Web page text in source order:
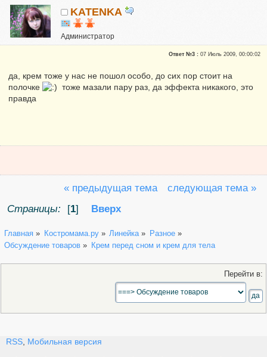
KATENKA
Администратор
Ответ №3 :07 Июль 2009, 00:00:02
да, крем тоже у нас не пошол особо, до сих пор стоит на
полочке
тоже мазали пару раз, да эффекта никакого, это
правда
« предыдущая тема
следующая тема »
Страницы:
[1] Вверх
Главная » Костромама.ру» Линейка » Разное»
Обсуждение товаров » Крем перед сном и крем для тела
Перейти в:
RSS Мобильная версия